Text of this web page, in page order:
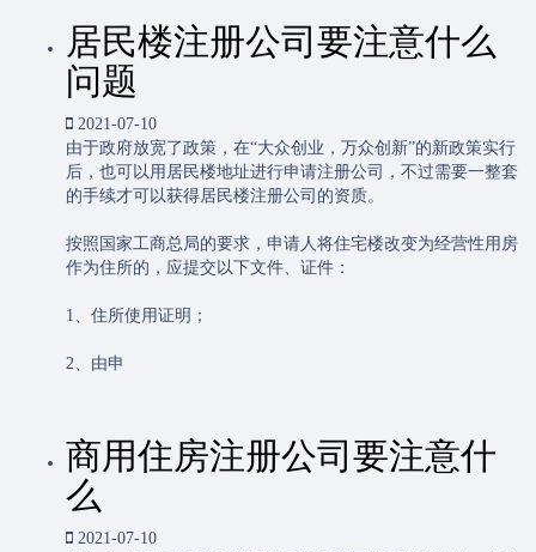
居民楼注册公司要注意什么
问题
2021-07-10
由于政府放宽了政策，在“大众创业，万众创新”的新政策实行
后，也可以用居民楼地址进行申请注册公司，不过需要一整套
的手续才可以获得居民楼注册公司的资质。
按照国家工商总局的要求，申请人将住宅楼改变为经营性用房
作为住所的，应提交以下文件、证件：
1、住所使用证明；
2、由申
商用住房注册公司要注意什
么
2021-07-10